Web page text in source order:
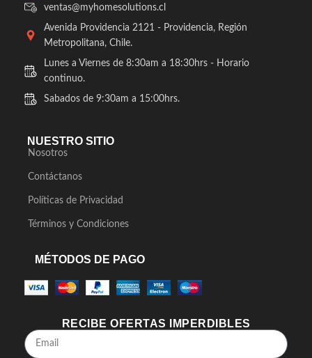
ventas@myhomesolutions.cl
Avenida Providencia 2121 - Providencia, Región
Metropolitana, Chile.
Lunes a Viernes de 8:30am a 18:30hrs - Horario
continuo.
Sabados de 9:30am a 15:00hrs.
NUESTRO SITIO
Nosotros
Contáctanos
Políticas de Privacidad
Términos y Condiciones
MÉTODOS DE PAGO
RECIBE OFERTAS IMPERDIBLES